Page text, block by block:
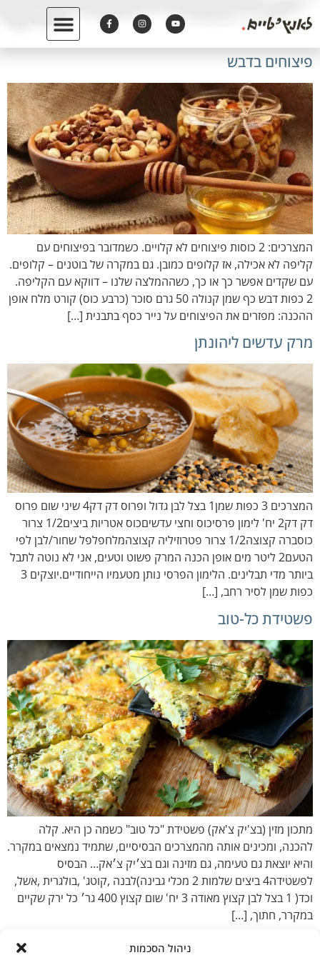
ניהול הסכמות
פיצוחים בדבש
המצרכים: 2 כוסות פיצוחים לא קלויים. כשמדובר בפיצוחים עם
קליפה לא אכילה, אז קלופים כמובן. גם במקרה של בוטנים – קלופים.
עם שקדים אפשר כך או כך, כשההמלצה שלנו – דווקא עם הקליפה.
2 כפות דבש כף שמן קנולה 50 גרם סוכר (כרבע כוס) קורט מלח אופן
ההכנה: מפזרים את הפיצוחים על נייר כסף בתבנית […]
מרק עדשים ליהונתן
המצרכים 3 כפות שמן1 בצל לבן גדול ופרוס דק דק4 שיני שום פרוס
דק דק2 יח' לימון פרסיכוס וחצי עדשיםכוס אטריות ביצים1/2 צרור
כוסברה קצוצה1/2 צרור פטרוזיליה קצוצהמלחפלפל שחור/לבן לפי
הטעם2 ליטר מים אופן הכנה המרק פשוט וטעים, אני לא נוטה לתבל
ביותר מדי תבלינים. הלימון הפרסי נותן מטעמיו הייחודיים.יוצקים 3
כפות שמן לסיר רחב, […]
פשטידת כל-טוב
מתכון מזין (בצ'יק צ'אק) פשטידת "כל טוב" כשמה כן היא. קלה
להכנה, ומכינים אותה מהמצרכים הבסיסיים, שתמיד נמצאים במקרר.
והיא יוצאת גם טעימה, גם מזינה וגם בצ׳יק צ׳אק… הבסיס
לפשטידה4 ביצים שלמות 2 מכלי גבינה)לבנה ,קוטג' ,בולגרית ,אשל,
וכד( 1 בצל לבן קצוץ מאודה 3 יח' שום קצוץ 400 גר׳ כל ירק שקיים
במקרר, חתוך, […]